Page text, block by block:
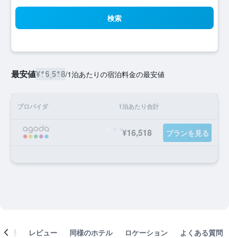
検索
最安値¥16,518/1泊あたりの宿泊料金の最安値
プロバイダ 1泊あたり合計
¥16,518 プランを見る
概要 レビュー 同様のホテル ロケーション よくある質問